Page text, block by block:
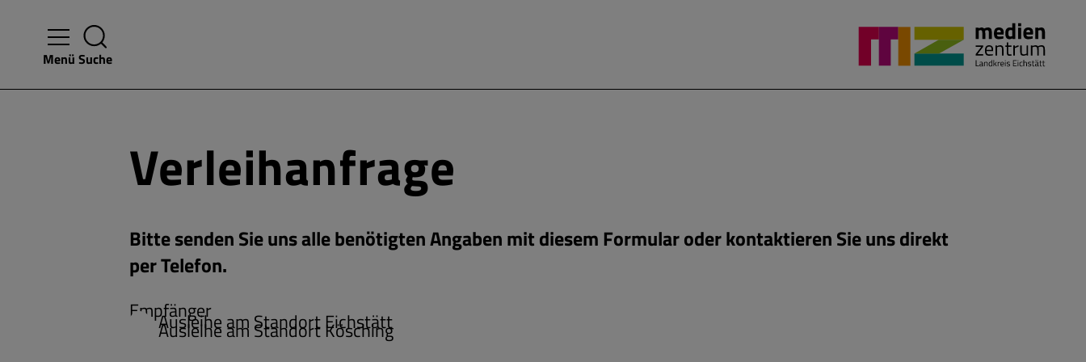
Menü Suche
Verleihanfrage
Bitte senden Sie uns alle benötigten Angaben mit diesem Formular oder kontaktieren Sie uns direkt
per Telefon.
Empfänger
Ausleihe am Standort Eichstätt
Ausleihe am Standort Kösching